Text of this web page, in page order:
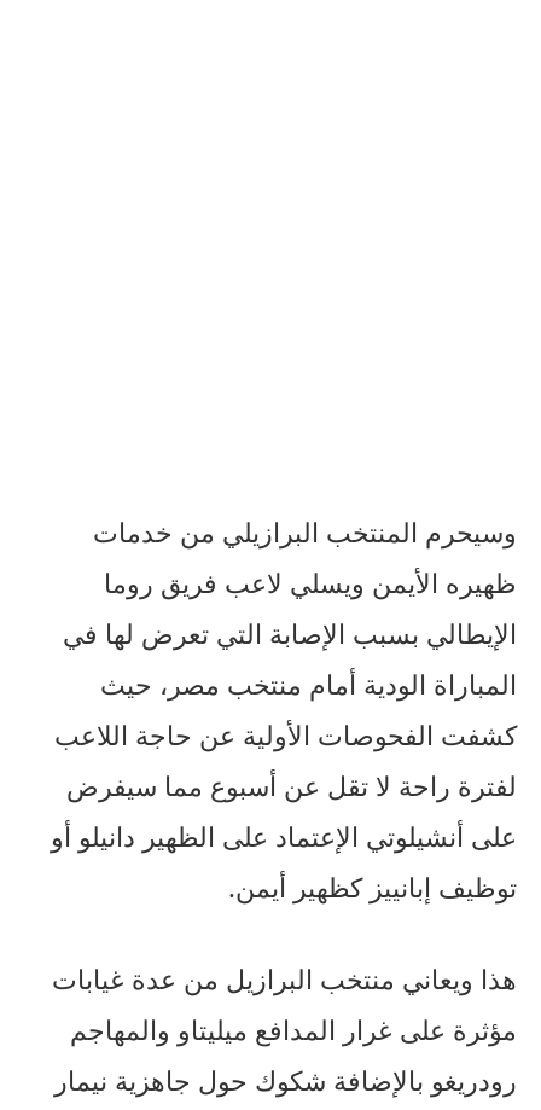
وسيحرم المنتخب البرازيلي من خدمات
ظهيره الأيمن ويسلي لاعب فريق روما
الإيطالي بسبب الإصابة التي تعرض لها في
المباراة الودية أمام منتخب مصر، حيث
كشفت الفحوصات الأولية عن حاجة اللاعب
لفترة راحة لا تقل عن أسبوع مما سيفرض
على أنشيلوتي الإعتماد على الظهير دانيلو أو
توظيف إبانييز كظهير أيمن.
هذا ويعاني منتخب البرازيل من عدة غيابات
مؤثرة على غرار المدافع ميليتاو والمهاجم
رودريغو بالإضافة شكوك حول جاهزية نيمار